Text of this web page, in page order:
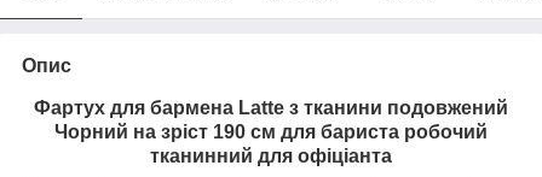
Опис
Фартух для бармена Latte з тканини подовжений
Чорний на зріст 190 см для бариста робочий
тканинний для офіціанта